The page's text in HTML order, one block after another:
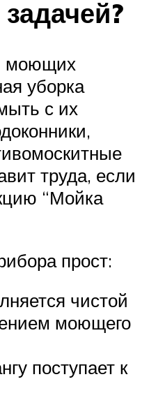
моющих
уборка
с их
труда, если
“Мойка
прост:
чистой
моющего
поступает к